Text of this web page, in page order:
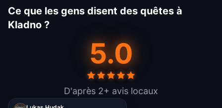
Ce que les gens disent des quêtes à
Kladno ?
5.0
D'après 2+ avis locaux